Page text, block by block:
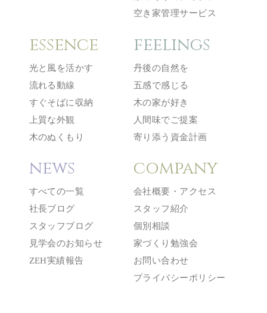
空き家管理サービス
essence
光と風を活かす
流れる動線
すぐそばに収納
上質な外観
木のぬくもり
feelings
丹後の自然を
五感で感じる
木の家が好き
人間味でご提案
寄り添う資金計画
news
すべての一覧
社長ブログ
スタッフブログ
見学会のお知らせ
ZEH実績報告
company
会社概要・アクセス
スタッフ紹介
個別相談
家づくり勉強会
お問い合わせ
プライバシーポリシー